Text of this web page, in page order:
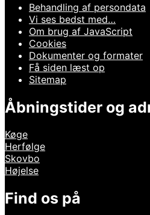
Behandling af persondata
Vi ses bedst med…
Om brug af JavaScript
Cookies
Dokumenter og formater
Få siden læst op
Sitemap
Åbningstider og
Køge
Herfølge
Skovbo
Højelse
Find os på